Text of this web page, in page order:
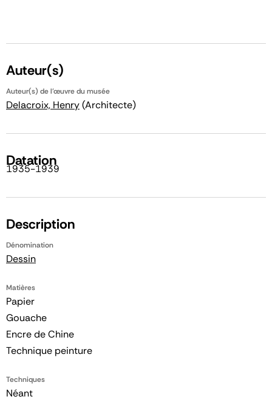
Auteur(s)
Auteur(s) de l'œuvre du musée
Delacroix, Henry(Architecte)
Datation
1935-1939
Description
Dénomination
Dessin
Matières
Papier
Gouache
Encre de Chine
Technique peinture
Techniques
Néant